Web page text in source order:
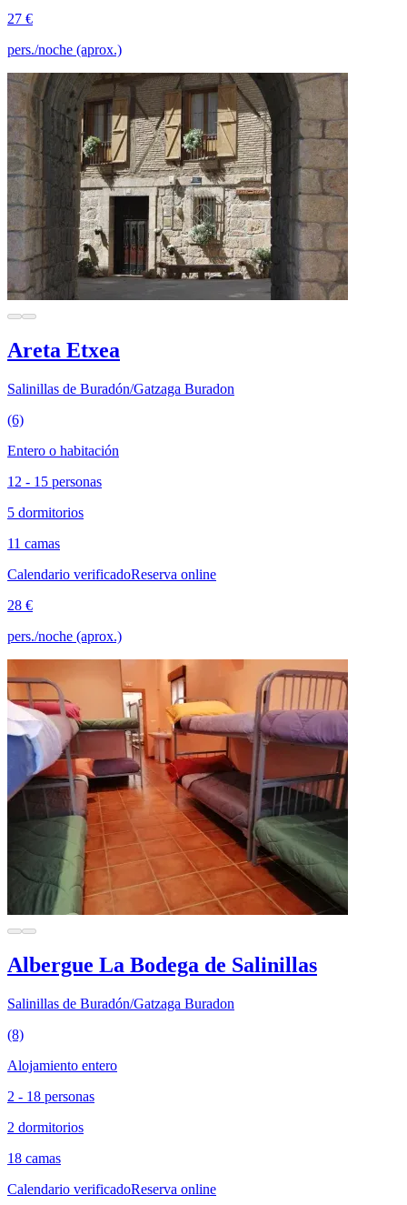
27 €
pers./noche (aprox.)
Areta Etxea
Salinillas de Buradón/Gatzaga Buradon
(6)
Entero o habitación
12 - 15 personas
5 dormitorios
11 camas
Calendario verificadoReserva online
28 €
pers./noche (aprox.)
Albergue La Bodega de Salinillas
Salinillas de Buradón/Gatzaga Buradon
(8)
Alojamiento entero
2 - 18 personas
2 dormitorios
18 camas
Calendario verificadoReserva online